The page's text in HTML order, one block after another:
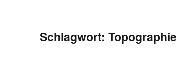
Schlagwort:Topographie